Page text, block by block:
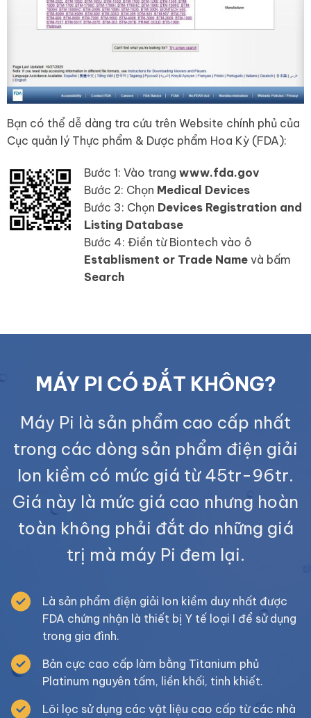
Bạn có thể dễ dàng tra cứu trên Website chính phủ của
Cục quản lý Thực phẩm & Dược phẩm Hoa Kỳ (FDA):
Bước 1: Vào trang www.fda.gov
Bước 2: Chọn Medical Devices
Bước 3: Chọn Devices Registration and
Listing Database
Bước 4: Điền từ Biontech vào ô
Establisment or Trade Namevà bấm
Search
MÁY PI CÓ ĐẮT KHÔNG?
Máy Pi là sản phẩm cao cấp nhất
trong các dòng sản phẩm điện giải
Ion kiềm có mức giá từ 45tr-96tr.
Giá này là mức giá cao nhưng hoàn
toàn không phải đắt do những giá
trị mà máy Pi đem lại.
Là sản phẩm điện giải Ion kiềm duy nhất được
FDA chứng nhận là thiết bị Y tế loại I để sử dụng
trong gia đình.
Bản cực cao cấp làm bằng Titanium phủ
Platinum nguyên tấm, liền khối, tinh khiết.
Lõi lọc sử dụng các vật liệu cao cấp từ các nhà